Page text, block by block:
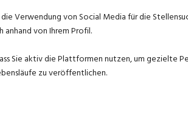
Verwendung von Social Media für die
von Ihrem Profil.
Sie aktiv die Plattformen nutzen, um gezielte
zu veröffentlichen.